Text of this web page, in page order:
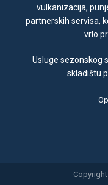
vulkanizacija,
partnerskih servisa,
vrlo
Usluge sezonskog
skladištu